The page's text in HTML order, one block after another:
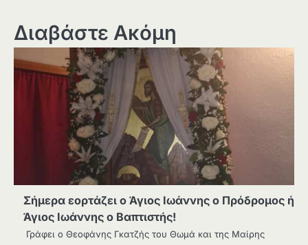
Διαβάστε Ακόμη
Σήμερα εορτάζει ο Άγιος Ιωάννης ο Πρόδρομος ή
Άγιος Ιωάννης ο Βαπτιστής!
Γράφει ο Θεοφάνης Γκατζής του Θωμά και της Μαίρης